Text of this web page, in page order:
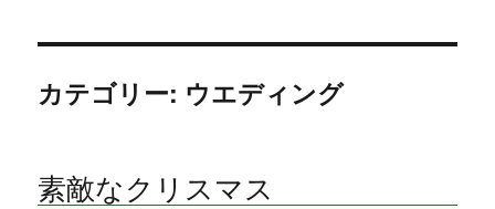
カテゴリー: ウエディング
素敵なクリスマス